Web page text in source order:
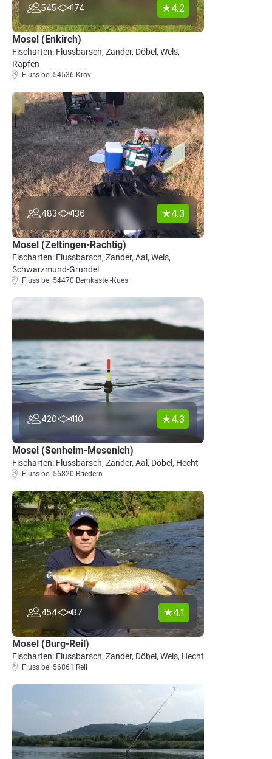
545 174 4.2
Mosel (Enkirch)
Fischarten: Flussbarsch, Zander, Döbel, Wels,
Rapfen
Fluss bei 54536 Kröv
483 136 4.3
Mosel (Zeltingen-Rachtig)
Fischarten: Flussbarsch, Zander, Aal, Wels,
Schwarzmund-Grundel
Fluss bei 54470 Bernkastel-Kues
420 110 4.3
Mosel (Senheim-Mesenich)
Fischarten: Flussbarsch, Zander, Aal, Döbel, Hecht
Fluss bei 56820 Briedern
454 87 4.1
Mosel (Burg-Reil)
Fischarten: Flussbarsch, Zander, Döbel, Wels, Hecht
Fluss bei 56861 Reil